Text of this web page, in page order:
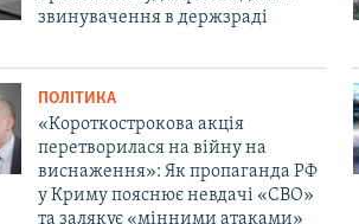
звинувачення в держзраді
ПОЛІТИКА
«Короткострокова акція
перетворилася на війну на
виснаження»: Як пропаганда РФ
у Криму пояснює невдачі «СВО»
та залякує «мінними атаками»